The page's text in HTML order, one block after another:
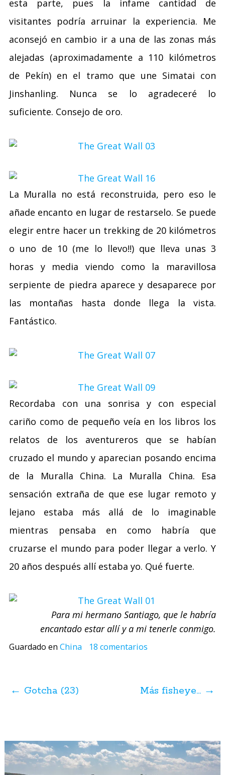
esta parte, pues la infame cantidad de
visitantes podría arruinar la experiencia. Me
aconsejó en cambio ir a una de las zonas más
alejadas (aproximadamente a 110 kilómetros
de Pekín) en el tramo que une Simatai con
Jinshanling. Nunca se lo agradeceré lo
suficiente. Consejo de oro.
La Muralla no está reconstruida, pero eso le
añade encanto en lugar de restarselo. Se puede
elegir entre hacer un trekking de 20 kilómetros
o uno de 10 (me lo llevo!!) que lleva unas 3
horas y media viendo como la maravillosa
serpiente de piedra aparece y desaparece por
las montañas hasta donde llega la vista.
Fantástico.
Recordaba con una sonrisa y con especial
cariño como de pequeño veía en los libros los
relatos de los aventureros que se habían
cruzado el mundo y aparecian posando encima
de la Muralla China. La Muralla China. Esa
sensación extraña de que ese lugar remoto y
lejano estaba más allá de lo imaginable
mientras pensaba en como habría que
cruzarse el mundo para poder llegar a verlo. Y
20 años después allí estaba yo. Qué fuerte.
Para mi hermano Santiago, que le habría
encantado estar allí y a mi tenerle conmigo.
Guardado en China 18 comentarios
← Gotcha (23) Más fisheye… →